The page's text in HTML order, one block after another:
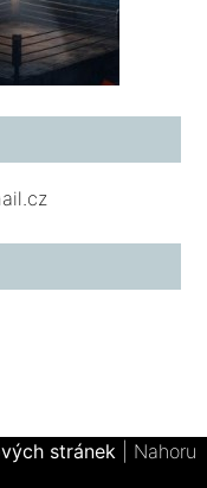
stránek
Nahoru